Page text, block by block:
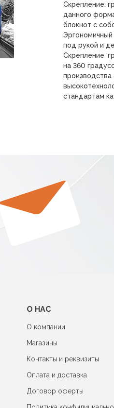
Скрепление:
данного
блокнот с
под рукой и
Скрепление
на 360
стандартам
О НАС
О компании
Магазины
Контакты и реквизиты
Оплата и доставка
Договор оферты